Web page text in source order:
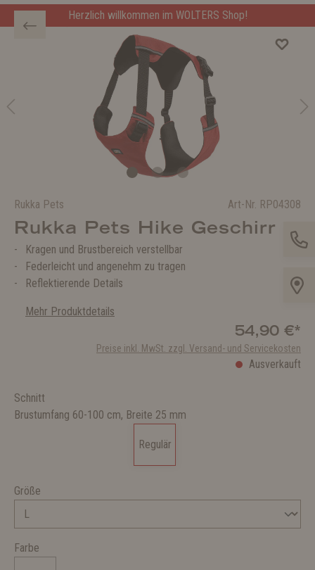
Herzlich willkommen im WOLTERS Shop!
Rukka Pets Art-Nr. RP04308
Rukka Pets Hike Geschirr
Kragen und Brustbereich verstellbar
Federleicht und angenehm zu tragen
Reflektierende Details
Mehr Produktdetails
54,90 €*
Preise inkl. MwSt. zzgl. Versand- und Servicekosten
Ausverkauft
Schnitt
Brustumfang 60-100 cm, Breite 25 mm
Regulär
Größe
Farbe